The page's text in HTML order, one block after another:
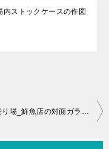
ストックケースの作図